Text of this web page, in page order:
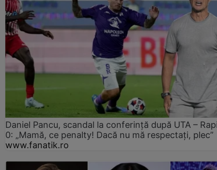
Daniel Pancu, scandal la conferință după UTA –
0: „Mamă, ce penalty! Dacă nu mă respectați, plec”
www.fanatik.ro